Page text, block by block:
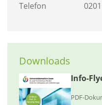
Telefon
Downloads
Info-
PDF-